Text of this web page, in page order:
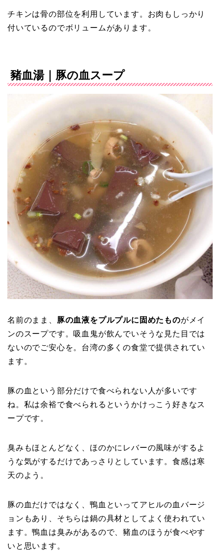
チキンは骨の部位を利用しています。お肉もしっかり
付いているのでボリュームがあります。
豬血湯｜豚の血スープ
名前のまま、 豚の血液をプルプルに固めたものがメイ
ンのスープです。吸血鬼が飲んでいそうな見た目では
ないのでご安心を。台湾の多くの食堂で提供されてい
ます。
豚の血という部分だけで食べられない人が多いです
ね。私は余裕で食べられるというかけっこう好きなス
ープです。
臭みもほとんどなく、ほのかにレバーの風味がするよ
うな気がするだけであっさりとしています。食感は寒
天のよう。
豚の血だけではなく、鴨血といってアヒルの血バージ
ョンもあり、そちらは鍋の具材としてよく使われてい
ます。鴨血は臭みがあるので、豬血のほうが食べやす
いと思います。